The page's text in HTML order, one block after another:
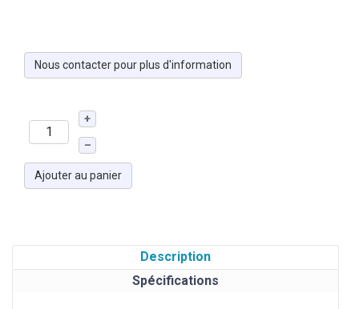
Nous contacter pour plus d'information
+
–
Ajouter au panier
Description
Spécifications